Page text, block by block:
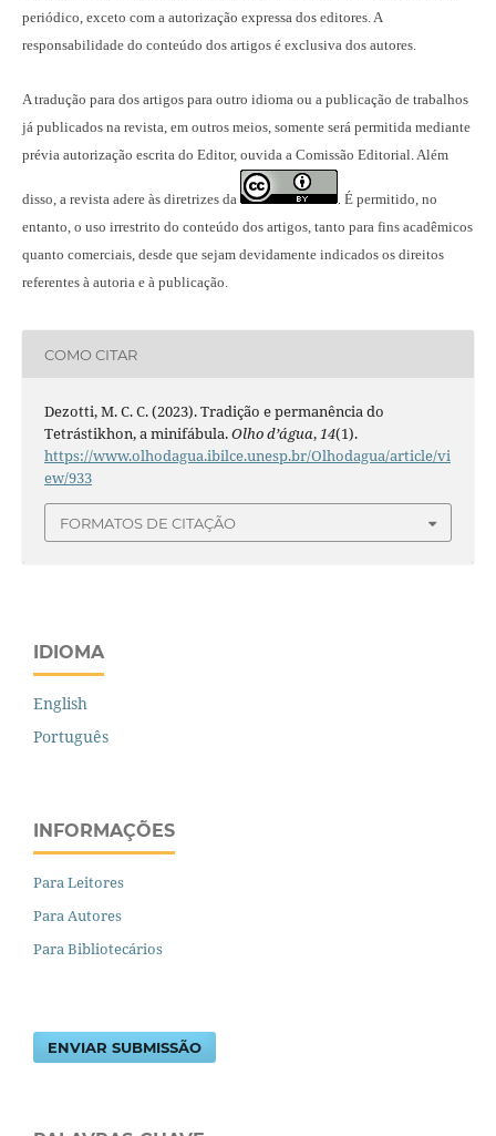
periódico, exceto com a autorização expressa dos editores. A
responsabilidade do conteúdo dos artigos é exclusiva dos autores.
A tradução para dos artigos para outro idioma ou a publicação de trabalhos
já publicados na revista, em outros meios, somente será permitida mediante
prévia autorização escrita do Editor, ouvida a Comissão Editorial. Além
disso, a revista adere às diretrizes da . É permitido, no
entanto, o uso irrestrito do conteúdo dos artigos, tanto para fins acadêmicos
quanto comerciais, desde que sejam devidamente indicados os direitos
referentes à autoria e à publicação.
COMO CITAR
Dezotti, M. C. C. (2023). Tradição e permanência do
Tetrástikhon, a minifábula.Olho d’água,14(1).
https://www.olhodagua.ibilce.unesp.br/Olhodagua/article/vi
ew/933
FORMATOS DE CITAÇÃO
IDIOMA
English
Português
INFORMAÇÕES
Para Leitores
Para Autores
Para Bibliotecários
ENVIAR SUBMISSÃO